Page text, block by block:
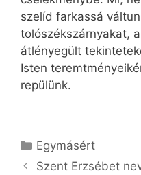
szelíd farkassá
tolószékszárnyakat,
átlényegült
Isten
repülünk.
Kategória
Egymásért
Szent Erzsébet